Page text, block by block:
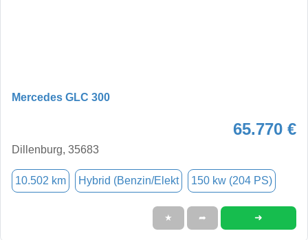
Mercedes GLC 300
65.770 €
Dillenburg, 35683
10.502 km Hybrid (Benzin/Elekt 150 kw (204 PS)
★ ➦ ➜